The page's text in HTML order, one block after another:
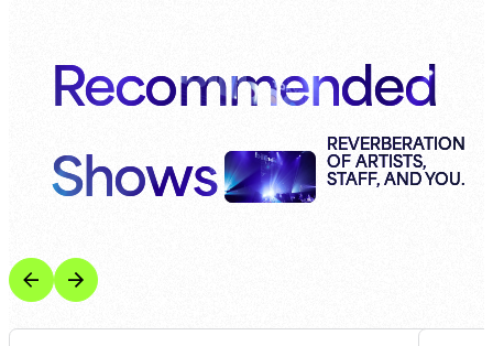
Recommended
Shows
REVERBERATION
OF ARTISTS,
STAFF, AND YOU.